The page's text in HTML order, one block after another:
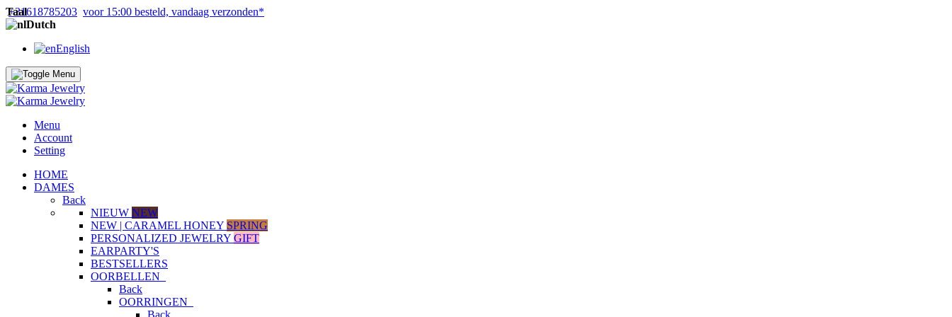
+31618785203 voor 15:00 besteld, vandaag verzonden*
Taal
Dutch
English
Menu
Account
Setting
HOME
DAMES
Back
NIEUW NEW
NEW | CARAMEL HONEY SPRING
PERSONALIZED JEWELRY GIFT
EARPARTY'S
BESTSELLERS
OORBELLEN
Back
OORRINGEN
Back